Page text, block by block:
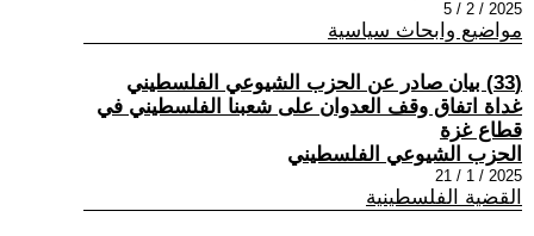
2025 / 2 / 5
مواضيع وابحاث سياسية
(33) بيان صادر عن الحزب الشيوعي الفلسطيني
غداة اتفاق وقف العدوان على شعبنا الفلسطيني في
قطاع غزة
الحزب الشيوعي الفلسطيني
2025 / 1 / 21
القضية الفلسطينية